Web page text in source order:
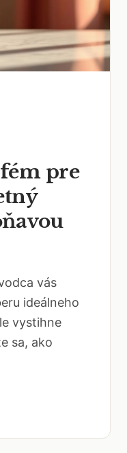
pre
vás
ideálneho
vystihne
sa, ako